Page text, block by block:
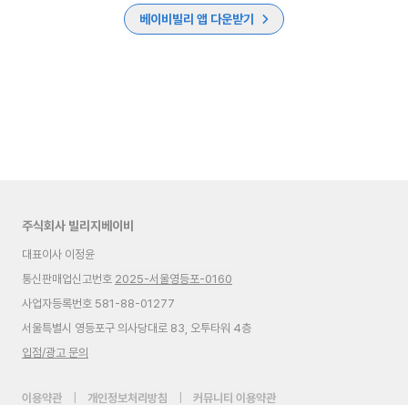
베이비빌리 앱 다운받기
주식회사 빌리지베이비
대표이사 이정윤
통신판매업신고번호 2025-서울영등포-0160
사업자등록번호 581-88-01277
서울특별시 영등포구 의사당대로 83, 오투타워 4층
입점/광고 문의
이용약관 개인정보처리방침 커뮤니티 이용약관